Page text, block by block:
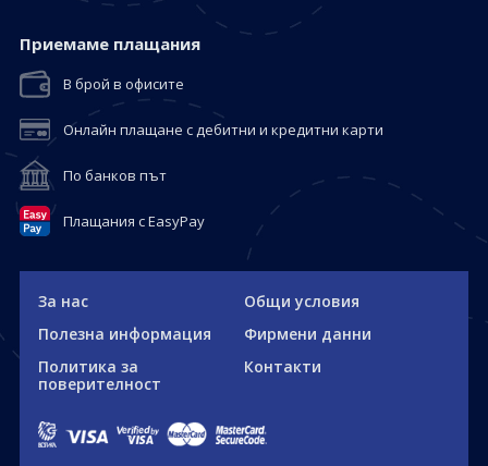
Приемaме плащания
В брой в офисите
Онлайн плащане с дебитни и кредитни карти
По банков път
Плащания с EasyPay
За нас
Общи условия
Полезна информация
Фирмени данни
Политика за
поверителност
Контакти